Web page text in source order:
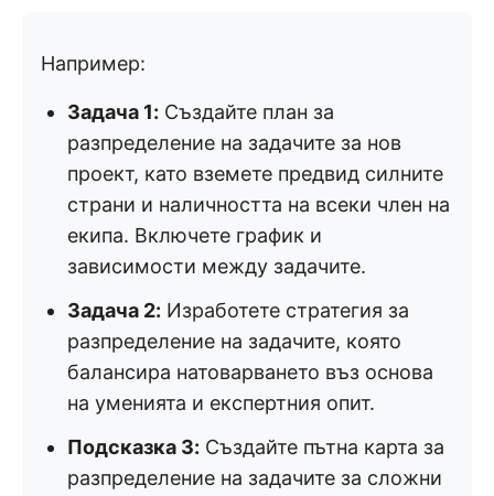
Например:
Задача 1: Създайте план за
разпределение на задачите за нов
проект, като вземете предвид силните
страни и наличността на всеки член на
екипа. Включете график и
зависимости между задачите.
Задача 2: Изработете стратегия за
разпределение на задачите, която
балансира натоварването въз основа
на уменията и експертния опит.
Подсказка 3: Създайте пътна карта за
разпределение на задачите за сложни